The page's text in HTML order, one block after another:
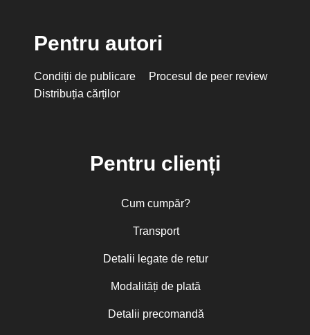
Pentru autori
Condiții de publicare
Procesul de peer review
Distribuția cărților
Pentru clienți
Cum cumpăr?
Transport
Detalii legate de retur
Modalități de plată
Detalii precomandă